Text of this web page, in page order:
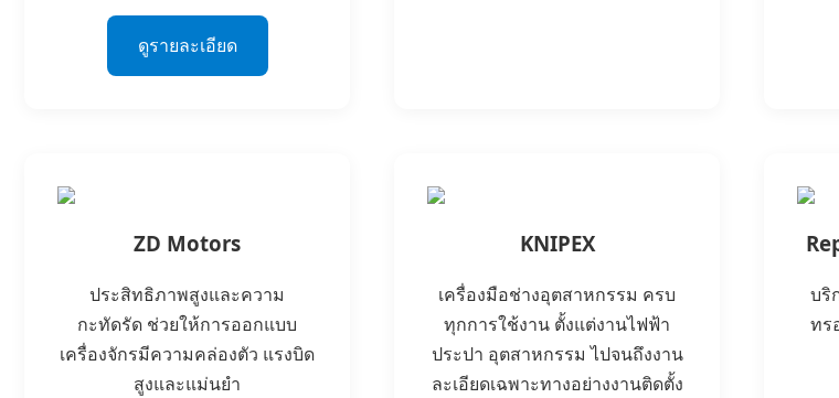
ดูรายละเอียด
ZD Motors
ประสิทธิภาพสูงและความ
กะทัดรัด ช่วยให้การออกแบบ
เครื่องจักรมีความคล่องตัว แรงบิด
สูงและแม่นยำ
KNIPEX
เครื่องมือช่างอุตสาหกรรม ครบ
ทุกการใช้งาน ตั้งแต่งานไฟฟ้า
ประปา อุตสาหกรรม ไปจนถึงงาน
ละเอียดเฉพาะทางอย่างงานติดตั้ง
บริ
ทร